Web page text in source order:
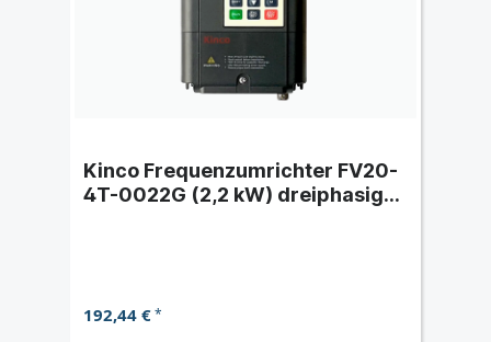
Kinco Frequenzumrichter FV20-
4T-0022G (2,2 kW) dreiphasig
192,44 €*